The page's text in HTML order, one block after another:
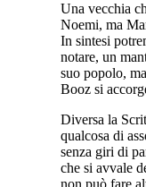
Una vecchia
Noemi, ma
In sintesi
notare, un
suo popolo,
Booz si
Diversa la
qualcosa di
senza giri di
che si avvale